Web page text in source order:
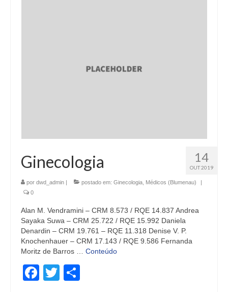
14
OUT 2019
Ginecologia
por dwd_admin | postado em: Ginecologia Médicos (Blumenau)
|
0
Alan M. Vendramini – CRM 8.573 / RQE 14.837 Andrea
Sayaka Suwa – CRM 25.722 / RQE 15.992 Daniela
Denardin – CRM 19.761 – RQE 11.318 Denise V. P.
Knochenhauer – CRM 17.143 / RQE 9.586 Fernanda
Moritz de Barros … Conteúdo
Facebook
Twitter